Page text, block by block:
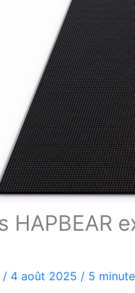
HAPBEAR
/ 4 août 2025 / 5